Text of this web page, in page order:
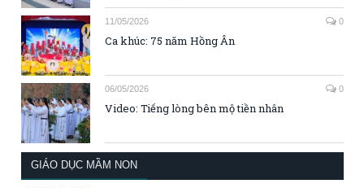
11/05/2026 0
Ca khúc: 75 năm Hồng Ân
06/05/2026 0
Video: Tiếng lòng bên mộ tiền nhân
GIÁO DỤC MẦM NON